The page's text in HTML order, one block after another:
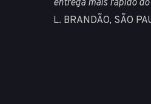
entrega mais rápido
L. BRANDÃO, SÃO